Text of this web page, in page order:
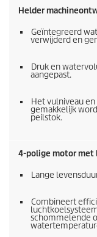
Helder
Geïntegreerd
verwijderd en
Druk en
aangepast.
Het vulniveau
gemakkelijk
peilstok.
4-polige motor met
Lange
Combineert
schommelende